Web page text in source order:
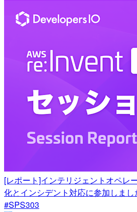
[レポート]インテリジェントオペレ
化とインシデント対応に参加しま
#SPS303